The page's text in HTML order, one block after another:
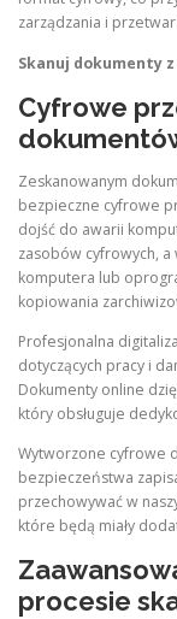
zarządzania i
Skanuj dokumenty
Cyfrowe
Zeskanowanym
bezpieczne cyfrowe
dojść do awarii
zasobów cyfrowych,
komputera lub
kopiowania
Profesjonalna
dotyczących pracy i
Dokumenty online
który obsługuje
Wytworzone cyfrowe
bezpieczeństwa
przechowywać w
które będą miały
procesie